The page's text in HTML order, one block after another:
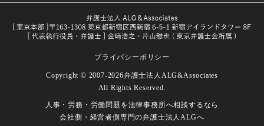
人事・労務・労働問題を法律事務所へ相談するなら
会社側・経営者側専門の弁護士法人ALGへ
採用基準の決め方｜5つのポイントや注意点などわかりやす
試用期間とは｜解雇や期間の延長、注意点などを解説
労働者とは｜定義や関連する法律などをわかりやすく解説
目的や義務一覧・改正内容をわかり
プライバシーポリシー
Copyright © 2007-2026弁護士法人ALG&Associates
All Rights Reserved.